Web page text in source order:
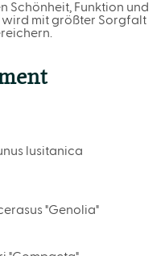
Schönheit, Funktion und
wird mit größter Sorgfalt
lusitanica
"Genolia"